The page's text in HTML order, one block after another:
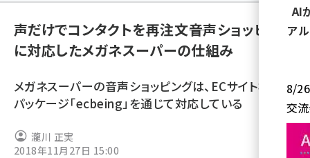
yahoo (1908)
ecbeing (1211)
声だけでコンタクトを再注文――音声ショッピング
に対応したメガネスーパーの仕組み
メガネスーパーの音声ショッピングは、ECサイト構築
パッケージ「ecbeing」を通じて対応している
瀧川 正実
2018年11月27日 15:00
AI
ア
8/26
交